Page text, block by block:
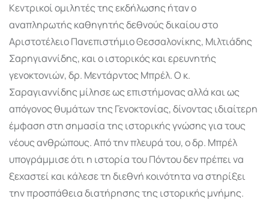
Κεντρικοί ομιλητές της εκδήλωσης ήταν ο
αναπληρωτής καθηγητής δεθνούς δικαίου στο
Αριστοτέλειο Πανεπιστήμιο Θεσσαλονίκης, Μιλτιάδης
Σαρηγιαννίδης, και ο ιστορικός και ερευνητής
γενοκτονιών, δρ. Μεντάρντος Μπρέλ. Ο κ.
Σαραγιαννίδης μίλησε ως επιστήμονας αλλά και ως
απόγονος θυμάτων της Γενοκτονίας, δίνοντας ιδιαίτερη
έμφαση στη σημασία της ιστορικής γνώσης για τους
νέους ανθρώπους. Από την πλευρά του, ο δρ. Μπρέλ
υπογράμμισε ότι η ιστορία του Πόντου δεν πρέπει να
ξεχαστεί και κάλεσε τη διεθνή κοινότητα να στηρίξει
την προσπάθεια διατήρησης της ιστορικής μνήμης.